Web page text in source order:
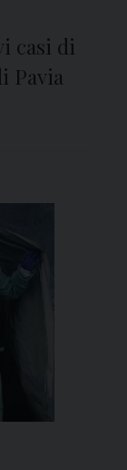
casi di
Pavia